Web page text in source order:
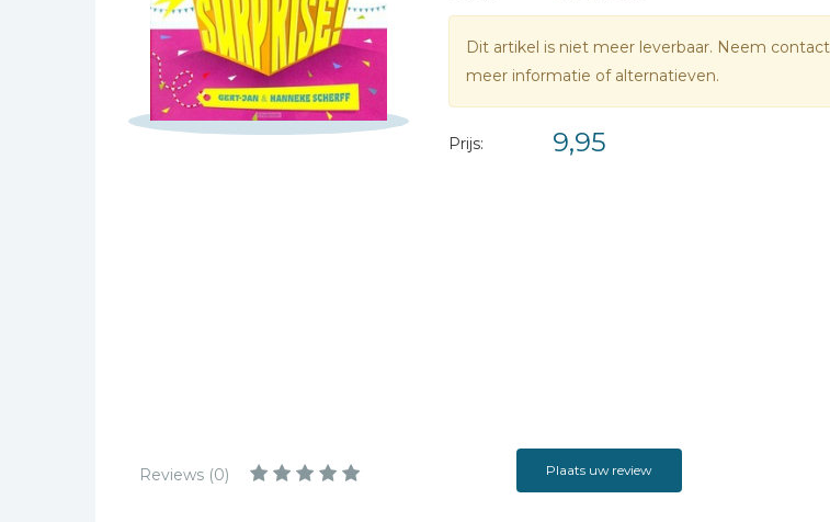
en mileu
Benodigdheden voor
kerken
Christelijke spellen
Christelijke stripboeken
Management &
Dit artikel is niet meer leverbaar. Neem
meer informatie of alternatieven.
Prijs: 9,95
Reviews (0) Plaats uw review